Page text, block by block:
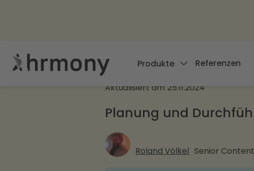
Produkte Referenzen
Aktualisiert am 25.11.2024
Planung und
Roland Völkel Senior